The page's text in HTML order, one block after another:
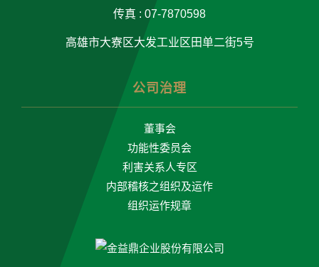
传真 : 07-7870598
高雄市大寮区大发工业区田单二街5号
公司治理
董事会
功能性委员会
利害关系人专区
内部稽核之组织及运作
组织运作规章